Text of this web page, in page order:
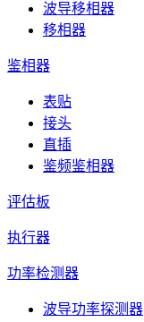
波导移相器
移相器
鉴相器
表贴
接头
直插
鉴频鉴相器
评估板
执行器
功率检测器
波导功率探测器